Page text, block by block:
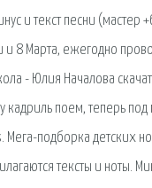
и текст песни
8 Марта, ежегодно
- Юлия Началова
кадриль поем, теперь
подборка детских
тексты и ноты.